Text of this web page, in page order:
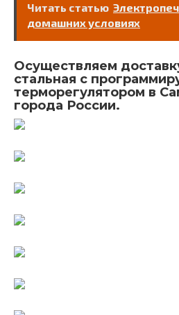
Читать статью
домашних условиях
Осуществляем
стальная c
терморегулятором в
города России.